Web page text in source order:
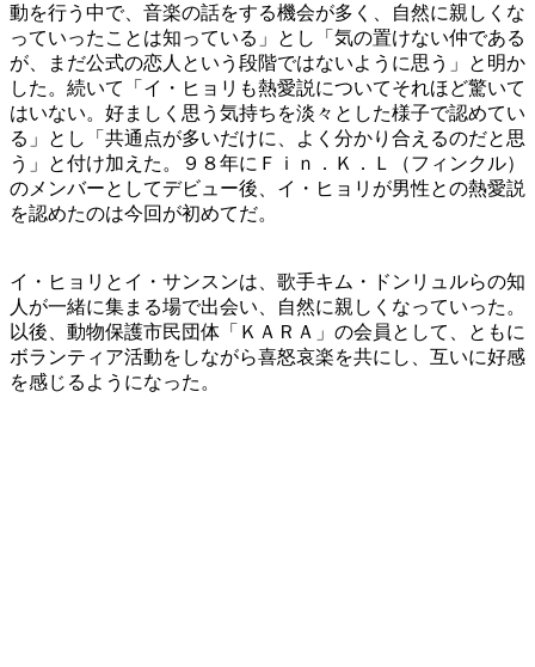
動を行う中で、音楽の話をする機会が多く、自然に親しくな
っていったことは知っている」とし「気の置けない仲である
が、まだ公式の恋人という段階ではないように思う」と明か
した。続いて「イ・ヒョリも熱愛説についてそれほど驚いて
はいない。好ましく思う気持ちを淡々とした様子で認めてい
る」とし「共通点が多いだけに、よく分かり合えるのだと思
う」と付け加えた。９８年にＦｉｎ．Ｋ．Ｌ（フィンクル）
のメンバーとしてデビュー後、イ・ヒョリが男性との熱愛説
を認めたのは今回が初めてだ。
イ・ヒョリとイ・サンスンは、歌手キム・ドンリュルらの知
人が一緒に集まる場で出会い、自然に親しくなっていった。
以後、動物保護市民団体「ＫＡＲＡ」の会員として、ともに
ボランティア活動をしながら喜怒哀楽を共にし、互いに好感
を感じるようになった。